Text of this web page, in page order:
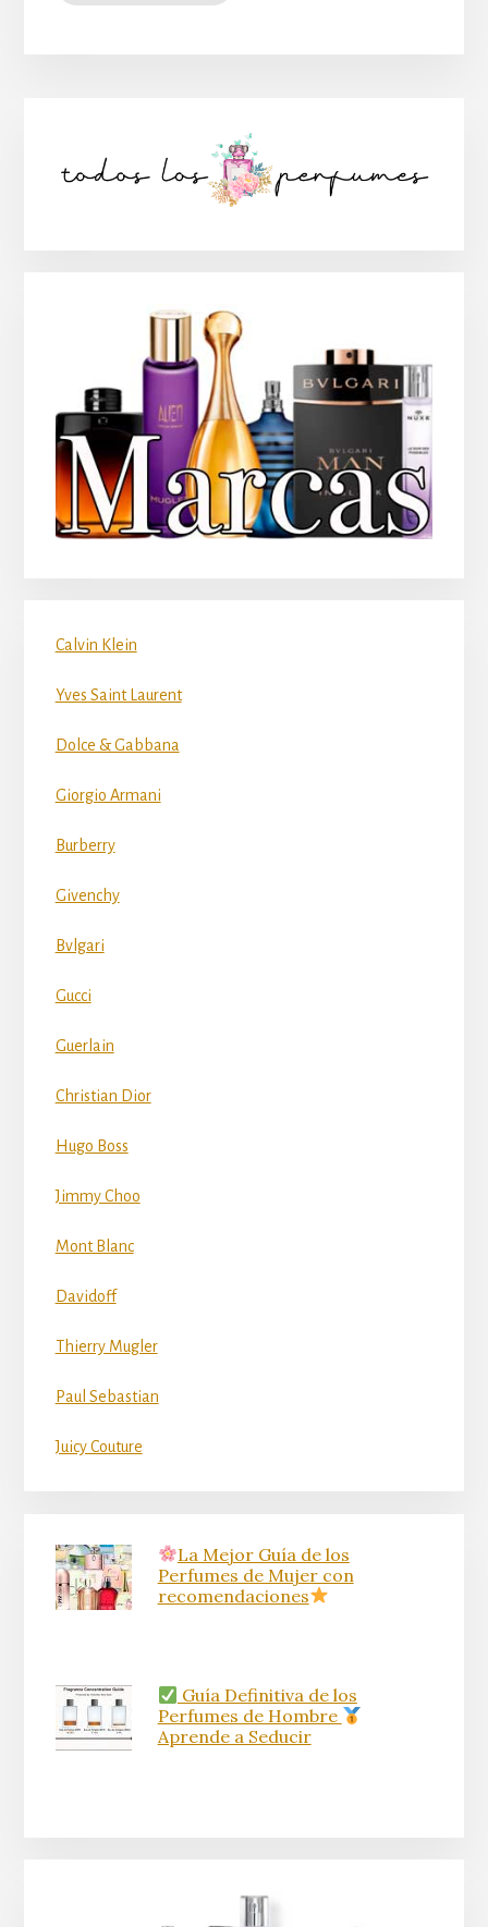
lateral
Calvin Klein
Yves Saint Laurent
Dolce & Gabbana
Giorgio Armani
Burberry
Givenchy
Bvlgari
Gucci
Guerlain
Christian Dior
Hugo Boss
Jimmy Choo
Mont Blanc
Davidoff
Thierry Mugler
Paul Sebastian
Juicy Couture
La Mejor Guía de los
Perfumes de Mujer con
recomendaciones
Guía Definitiva de los
Perfumes de Hombre
Aprende a Seducir